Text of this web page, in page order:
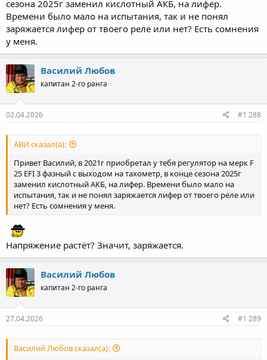
сезона 2025г заменил кислотный АКБ, на лифер.
Времени было мало на испытания, так и не понял
заряжается лифер от твоего реле или нет? Есть сомнения
у меня.
Василий Любов
капитан 2-го ранга
02.04.2026 #1 288
АВИ сказал(а):
Привет Василий, в 2021г приобретал у тебя регулятор на мерк F
25 EFI 3 фазный с выходом на тахометр, в конце сезона 2025г
заменил кислотный АКБ, на лифер. Времени было мало на
испытания, так и не понял заряжается лифер от твоего реле или
нет? Есть сомнения у меня.
Напряжение растёт? Значит, заряжается.
Василий Любов
капитан 2-го ранга
27.04.2026 #1 289
Василий Любов сказал(а):